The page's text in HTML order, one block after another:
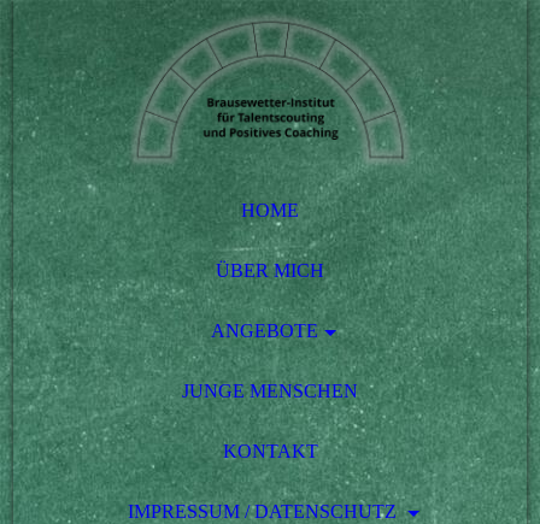
HOME
ÜBER MICH
ANGEBOTE
JUNGE MENSCHEN
KONTAKT
IMPRESSUM / DATENSCHUTZ